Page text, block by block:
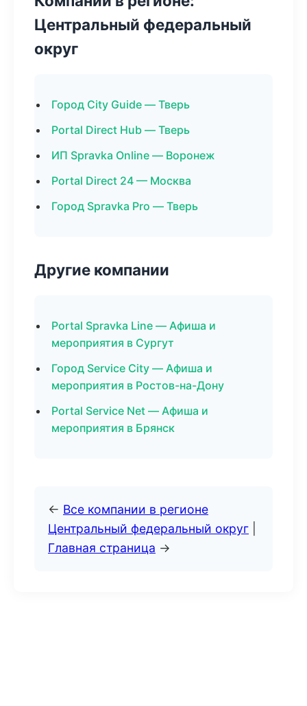
Центральный федеральный
округ
Город City Guide — Тверь
Portal Direct Hub — Тверь
ИП Spravka Online — Воронеж
Portal Direct 24 — Москва
Город Spravka Pro — Тверь
Другие компании
Portal Spravka Line — Афиша и
мероприятия в Сургут
Город Service City — Афиша и
мероприятия в Ростов-на-Дону
Portal Service Net — Афиша и
мероприятия в Брянск
← Все компании в регионе
Центральный федеральный округ
Главная страница →